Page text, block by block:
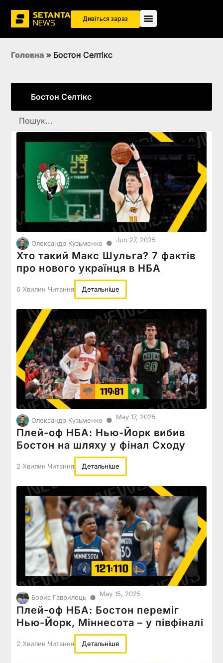
Дивіться зараз
Головна » Бостон Селтікс
Бостон Селтікс
Олександр Кузьменко ● Jun 27, 2025
Хто такий Макс Шульга? 7 фактів
про нового українця в НБА
6 Хвилин Читання Детальніше
Олександр Кузьменко ● May 17, 2025
Плей-оф НБА: Нью-Йорк вибив
Бостон на шляху у фінал Сходу
2 Хвилин Читання Детальніше
Борис Гаврилець ● May 15, 2025
Плей-оф НБА: Бостон переміг
Нью-Йорк, Міннесота – у півфіналі
2 Хвилин Читання Детальніше